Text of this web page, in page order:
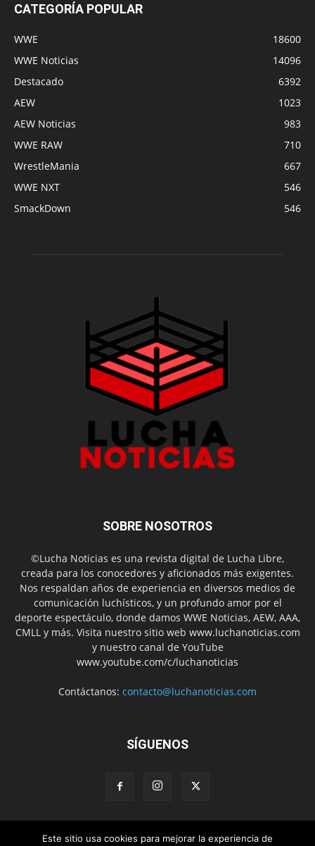
CATEGORÍA POPULAR
WWE
18600
WWE Noticias
14096
Destacado
6392
AEW
1023
AEW Noticias
983
WWE RAW
710
WrestleMania
667
WWE NXT
546
SmackDown
546
SOBRE NOSOTROS
©Lucha Noticias es una revista digital de Lucha Libre,
creada para los conocedores y aficionados más exigentes.
Nos respaldan años de experiencia en diversos medios de
comunicación luchísticos, y un profundo amor por el
deporte espectáculo, donde damos WWE Noticias, AEW, AAA,
CMLL y más. Visita nuestro sitio web www.luchanoticias.com
y nuestro canal de YouTube
www.youtube.com/c/luchanoticias
Contáctanos: contacto@luchanoticias.com
SÍGUENOS
WWE Noticias WWE AEW Lucha Libre Mexicana
Este sitio usa cookies para mejorar la experiencia de